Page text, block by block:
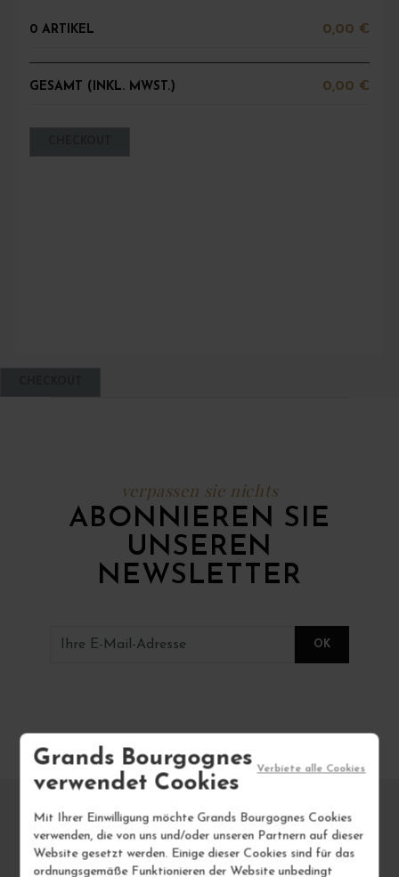
Grands Bourgognes
verwendet Cookies
Mit Ihrer Einwilligung möchte Grands Bourgognes Cookies
verwenden, die von uns und/oder unseren Partnern auf dieser
Website gesetzt werden. Einige dieser Cookies sind für das
ordnungsgemäße Funktionieren der Website unbedingt
Verbiete alle Cookies
0 ARTIKEL 0,00 €
GESAMT (INKL. MWST.) 0,00 €
verpassen sie nichts
ABONNIEREN SIE
UNSEREN
NEWSLETTER